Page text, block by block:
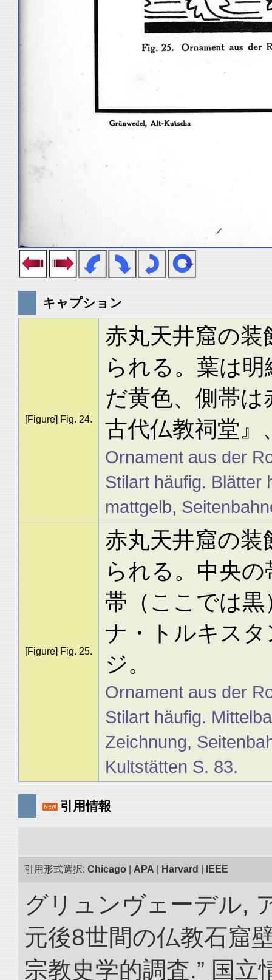
キャプション
[Figure] Fig. 24.
赤丸天井窟の
られる。葉は
だ黄色、側帯
古代仏教祠堂』
Ornament aus der
Stilart häufig. Blätter
mattgelb,
[Figure] Fig. 25.
赤丸天井窟の
られる。中央
帯（ここでは
ナ・トルキス
ジ。
Ornament aus der
Stilart häufig.
Zeichnung,
Kultstätten S. 83.
引用情報
引用形式選択: Chicago APA Harvard IEEE
グリュンヴェーデル,
元後8世間の仏教石窟
宗教史学的調査.” 国